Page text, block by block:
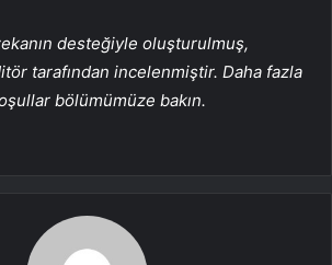
desteğiyle oluşturulmuş,
tarafından incelenmiştir. Daha fazla
bölümümüze bakın.